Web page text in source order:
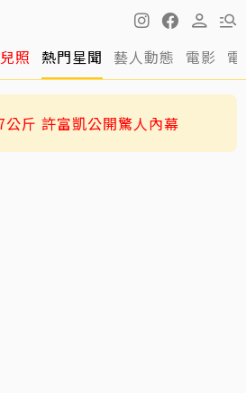
照 熱門星聞 藝人動態 電影
公斤 許富凱公開驚人內幕